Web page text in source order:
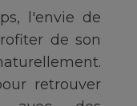
l'envie de
de son
retrouver